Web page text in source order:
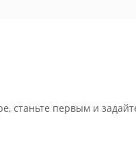
станьте первым и